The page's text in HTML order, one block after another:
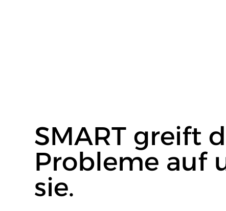
SMART greift
Probleme auf
sie.